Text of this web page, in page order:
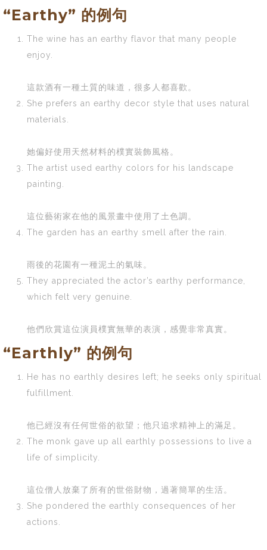
“Earthy” 的例句
The wine has an earthy flavor that many people
enjoy.
這款酒有一種土質的味道，很多人都喜歡。
She prefers an earthy decor style that uses natural
materials.
她偏好使用天然材料的樸實裝飾風格。
The artist used earthy colors for his landscape
painting.
這位藝術家在他的風景畫中使用了土色調。
The garden has an earthy smell after the rain.
雨後的花園有一種泥土的氣味。
They appreciated the actor’s earthy performance,
which felt very genuine.
他們欣賞這位演員樸實無華的表演，感覺非常真實。
“Earthly” 的例句
He has no earthly desires left; he seeks only spiritual
fulfillment.
他已經沒有任何世俗的欲望；他只追求精神上的滿足。
The monk gave up all earthly possessions to live a
life of simplicity.
這位僧人放棄了所有的世俗財物，過著簡單的生活。
She pondered the earthly consequences of her
actions.